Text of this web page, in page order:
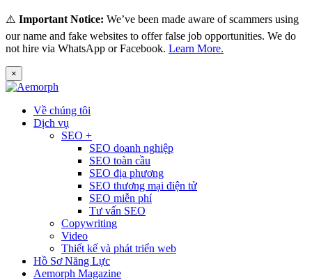
⚠️ Important Notice: We’ve been made aware of scammers using
our name and fake websites to offer false job opportunities. We do
not hire via WhatsApp or Facebook. Learn More.
×
Về chúng tôi
Dịch vụ
SEO +
SEO doanh nghiệp
SEO toàn cầu
SEO địa phương
SEO thương mại điện tử
SEO miễn phí
Tư vấn SEO
Copywriting
Video
Thiết kế và phát triển web
Hồ Sơ Năng Lực
Aemorph Magazine